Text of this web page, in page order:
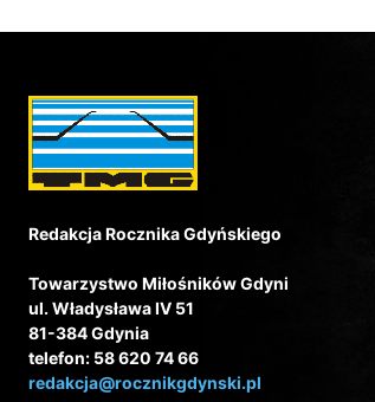
Redakcja Rocznika Gdyńskiego
Towarzystwo Miłośników Gdyni
ul. Władysława IV 51
81-384 Gdynia
telefon: 58 620 74 66
redakcja@rocznikgdynski.pl